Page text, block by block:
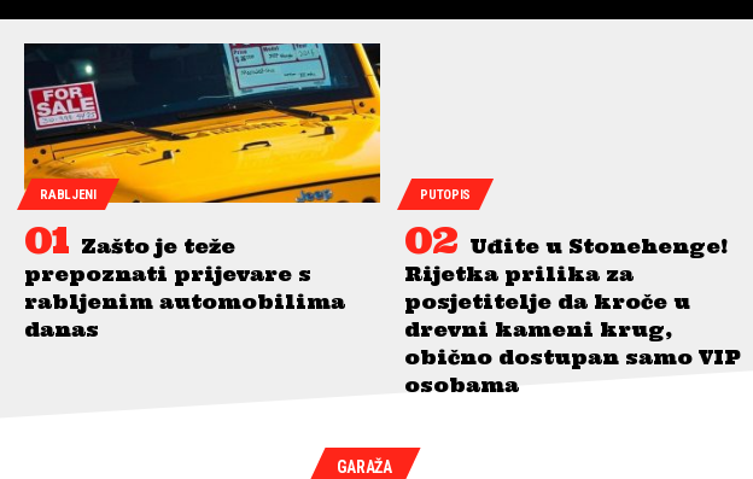
RABLJENI
Zašto je teže
prepoznati prijevare s
rabljenim automobilima
danas
PUTOPIS
Uđite u Stonehenge!
Rijetka prilika za
posjetitelje da kroče u
drevni kameni krug,
obično dostupan samo VIP
osobama
GARAŽA